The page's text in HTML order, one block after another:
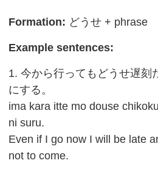
Formation: どうせ + phrase
Example sentences:
1. 今から行ってもどうせ遅刻
にする。
ima kara itte mo douse
ni suru.
Even if I go now I will be late
not to come.